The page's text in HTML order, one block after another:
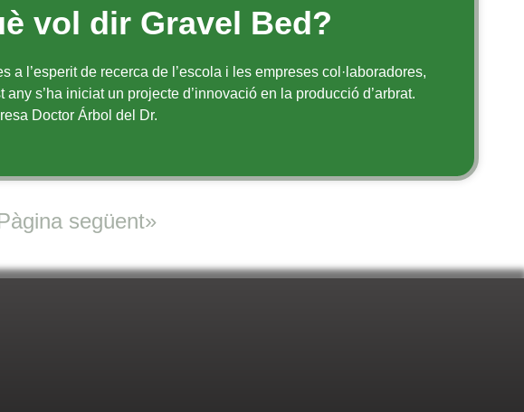
vol dir Gravel Bed?
a l’esperit de recerca de l’escola i les empreses col·laboradores,
any s’ha iniciat un projecte d’innovació en la producció d’arbrat.
Doctor Árbol del Dr.
següent»